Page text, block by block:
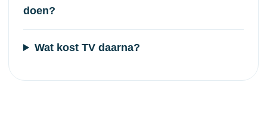
doen?
Wat kost TV daarna?